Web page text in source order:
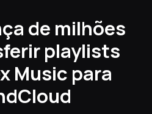
de milhões
playlists
Music para